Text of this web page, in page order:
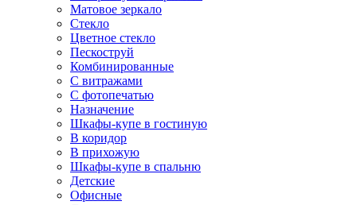
Матовое зеркало
Стекло
Цветное стекло
Пескоструй
Комбинированные
С витражами
С фотопечатью
Назначение
Шкафы-купе в гостиную
В коридор
В прихожую
Шкафы-купе в спальню
Детские
Офисные